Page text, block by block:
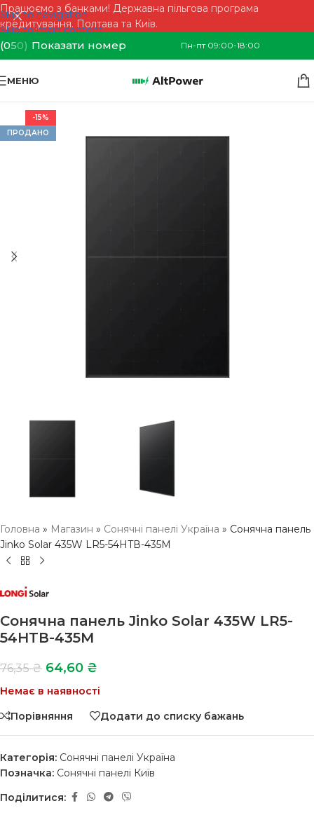
Skip to navigation
Skip to main content
Працюємо з банками! Державна пільгова програма
кредитування. Полтава та Київ.
(050) Показати номер Пн-пт 09:00-18:00
МЕНЮ
-15%
ПРОДАНО
Головна » Магазин » Сонячні панелі Україна » Сонячна панель
Jinko Solar 435W LR5-54HTВ-435M
Сонячна панель Jinko Solar 435W LR5-
54HTВ-435M
76,35₴ 64,60 ₴
Немає в наявності
Порівняння
Додати до списку бажань
Категорія: Сонячні панелі Україна
Позначка: Сонячні панелі Київ
Поділитися: